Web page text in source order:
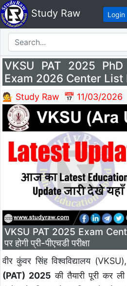
Study Raw Login
VKSU PAT 2025
Exam 2026 Center List
💁 Study Raw 📅 11/03/2026
VKSU PAT 2025 Exam
पर होगी प्री-पीएचडी परीक्षा
वीर कुंवर सिंह विश्वविद्यालय
(PAT) 2025 की तैयारी पूरी कर